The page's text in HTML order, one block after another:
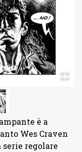
è a
Wes Craven
regolare